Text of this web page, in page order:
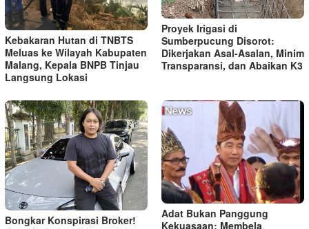
Kebakaran Hutan di TNBTS
Meluas ke Wilayah Kabupaten
Malang, Kepala BNPB Tinjau
Langsung Lokasi
Proyek Irigasi di
Sumberpucung Disorot:
Dikerjakan Asal-Asalan, Minim
Transparansi, dan Abaikan K3
Bongkar Konspirasi Broker!
Adat Bukan Panggung
Kekuasaan: Membela